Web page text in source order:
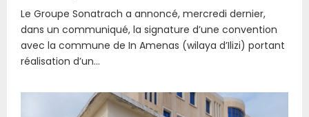
Le Groupe Sonatrach a annoncé, mercredi dernier,
dans un communiqué, la signature d’une convention
avec la commune de In Amenas (wilaya d’Ilizi) portant
réalisation d’un...